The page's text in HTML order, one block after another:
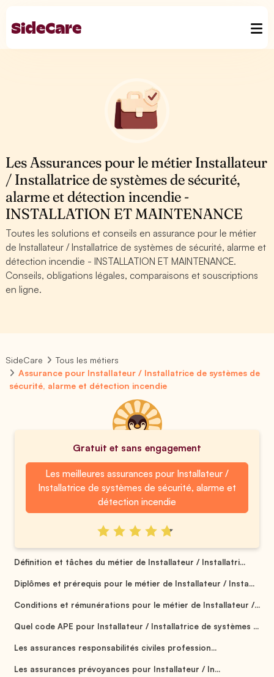
Les Assurances pour le métier Installateur
/ Installatrice de systèmes de sécurité,
alarme et détection incendie -
INSTALLATION ET MAINTENANCE
Toutes les solutions et conseils en assurance pour le métier
de Installateur / Installatrice de systèmes de sécurité, alarme et
détection incendie - INSTALLATION ET MAINTENANCE.
Conseils, obligations légales, comparaisons et souscriptions
en ligne.
SideCare
Tous les métiers
Assurance pour Installateur / Installatrice de systèmes de
sécurité, alarme et détection incendie
Gratuit et sans engagement
Les meilleures assurances pour Installateur /
Installatrice de systèmes de sécurité, alarme et
détection incendie
Définition et tâches du métier de Installateur / Installatri...
Diplômes et prérequis pour le métier de Installateur / Insta...
Conditions et rémunérations pour le métier de Installateur /...
Quel code APE pour Installateur / Installatrice de systèmes ...
Les assurances responsabilités civiles profession...
Les assurances prévoyances pour Installateur / In...